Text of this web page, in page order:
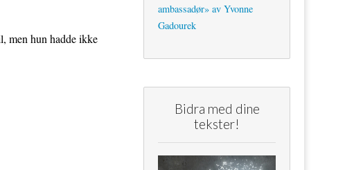
men hun hadde ikke
ambassadør» av Yvonne
Gadourek
Bidra med dine
tekster!